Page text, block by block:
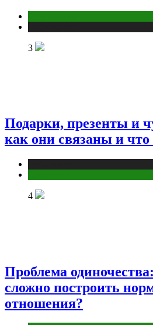
3
Подарки, презенты и
как они связаны и что
4
Проблема
сложно построить
отношения?